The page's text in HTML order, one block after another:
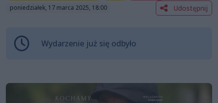
poniedziałek, 17 marca 2025, 18:00
Udostępnij
Wydarzenie już się odbyło